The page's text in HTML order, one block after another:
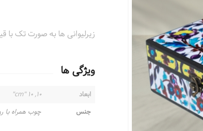
زیرلیوانی ها به صورت تک با قیمت ۱۰۰۰۰ تومان به
ویژگی ها
ابعاد
۱۰, ۱۰ "cm"
جنس
چوب همراه با